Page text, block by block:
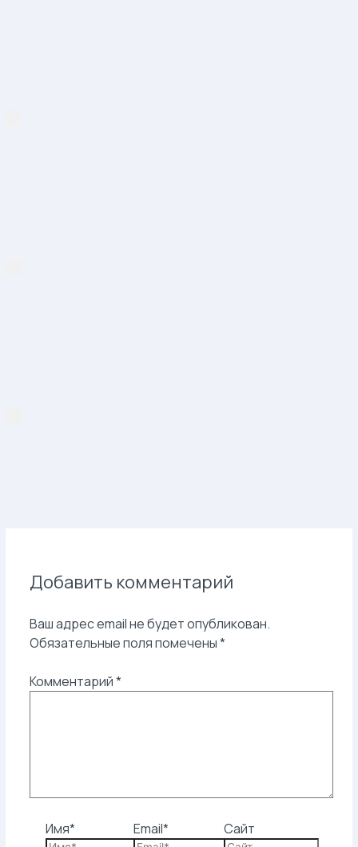
Добавить комментарий
Ваш адрес email не будет опубликован.
Обязательные поля помечены*
Комментарий*
Имя* Email* Сайт